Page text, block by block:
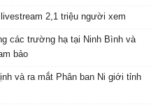
2,1 triệu người xem
các trường hạ tại Ninh Bình và
bảo
và ra mắt Phân ban Ni giới tỉnh